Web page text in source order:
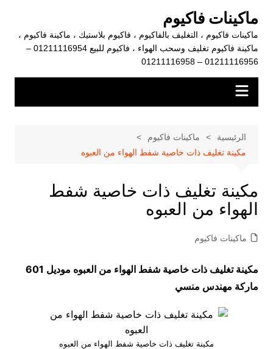
المحتوى
ماكينات فاكيوم
ماكينات فاكيوم ، التغليف بالفاكيوم ، فاكيوم بلاستيك ، ماكينة فاكيوم ،
ماكينة فاكيوم تغليف وسحب الهواء ، فاكيوم للبيع 01211116954 –
01211116956 – 01211116958
الرئيسية
ماكينات فاكيوم
مكينة تغليف ذات خاصية شفط الهواء من العبوه
مكينة تغليف ذات خاصية شفط
الهواء من العبوه
ماكينات فاكيوم
مكينة تغليف ذات خاصية شفط الهواء من العبوه موديل 601
ماركة مهندس منسي
مكينة تغليف ذات خاصية شفط الهواء من العبوه